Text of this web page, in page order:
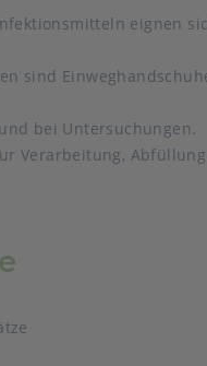
eignen
sind
bei Untersuchungen.
Verarbeitung,